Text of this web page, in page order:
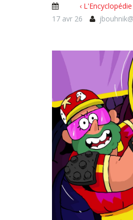
‹
17 avr 26